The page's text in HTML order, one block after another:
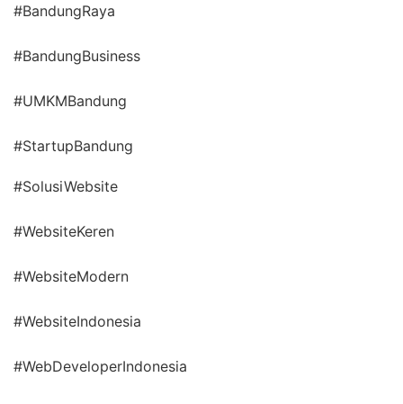
#BandungRaya
#BandungBusiness
#UMKMBandung
#StartupBandung
#SolusiWebsite
#WebsiteKeren
#WebsiteModern
#WebsiteIndonesia
#WebDeveloperIndonesia